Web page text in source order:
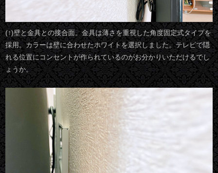
(↑)壁と金具との接合面。金具は薄さを重視した角度固定式タイプを
採用。カラーは壁に合わせたホワイトを選択しました。テレビで隠
れる位置にコンセントが作られているのがお分かりいただけるでし
ょうか。